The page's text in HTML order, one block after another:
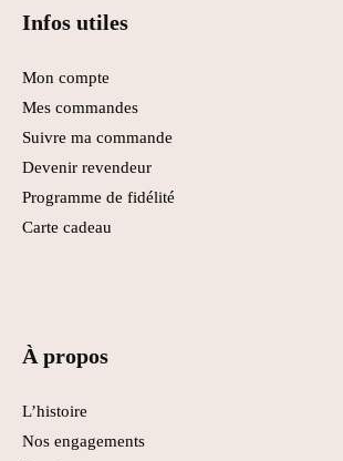
Infos utiles
Mon compte
Mes commandes
Suivre ma commande
Devenir revendeur
Programme de fidélité
Carte cadeau
À propos
L’histoire
Nos engagements